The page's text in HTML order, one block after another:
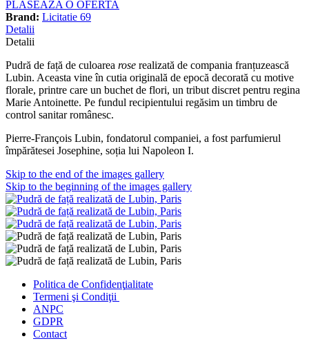
PLASEAZA O OFERTA
Brand: Licitatie 69
Detalii
Detalii
Pudră de față de culoarea rose realizată de compania franțuzească
Lubin. Aceasta vine în cutia originală de epocă decorată cu motive
florale, printre care un buchet de flori, un tribut discret pentru regina
Marie Antoinette. Pe fundul recipientului regăsim un timbru de
control sanitar românesc.
Pierre-François Lubin, fondatorul companiei, a fost parfumierul
împărătesei Josephine, soția lui Napoleon I.
Skip to the end of the images gallery
Skip to the beginning of the images gallery
Politica de Confidenţialitate
Termeni şi Condiţii
ANPC
GDPR
Contact